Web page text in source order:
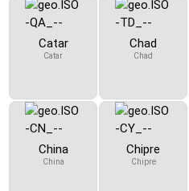
Catar
Catar
Chad
Chad
China
China
Chipre
Chipre